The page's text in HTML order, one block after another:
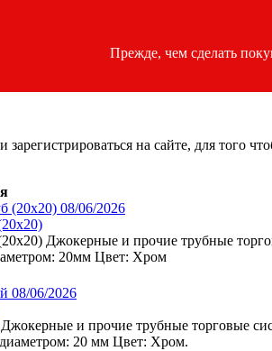
Прежде, чем сделать
на сайте, для того
08/06/2026
Джокерные и прочие трубные
20мм Цвет: Хром
08/06/2026
и прочие трубные торговые
20 мм Цвет: Хром.